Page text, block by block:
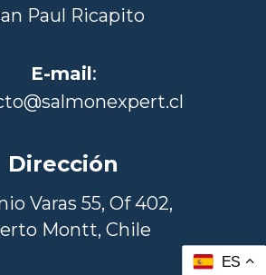
Paul Ricapito
E-mail:
Dirección
Varas 55, Of 402,
Montt, Chile
ES